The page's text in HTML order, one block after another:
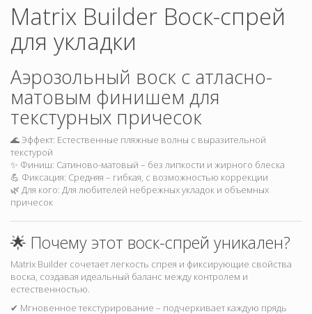
Matrix Builder Воск-спрей
для укладки
Аэрозольный воск с атласно-
матовым финишем для
текстурных причесок
🌊 Эффект: Естественные пляжные волны с выразительной
текстурой
✨ Финиш: Сатиново-матовый – без липкости и жирного блеска
💪 Фиксация: Средняя – гибкая, с возможностью коррекции
🌿 Для кого: Для любителей небрежных укладок и объемных
причесок
🌟 Почему этот воск-спрей уникален?
Matrix Builder сочетает легкость спрея и фиксирующие свойства
воска, создавая идеальный баланс между контролем и
естественностью.
✔ Мгновенное текстурирование – подчеркивает каждую прядь